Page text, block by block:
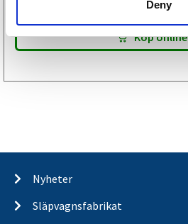
Deny
Köp online
Nyheter
Släpvagnsfabrikat